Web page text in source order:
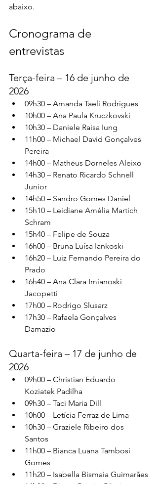
abaixo.
Cronograma de
entrevistas
Terça-feira – 16 de junho de
2026
09h30 – Amanda Taeli Rodrigues
10h00 – Ana Paula Kruczkovski
10h30 – Daniele Raisa Iung
11h00 – Michael David Gonçalves
Pereira
14h00 – Matheus Dorneles Aleixo
14h30 – Renato Ricardo Schnell
Junior
14h50 – Sandro Gomes Daniel
15h10 – Leidiane Amélia Martich
Schram
15h40 – Felipe de Souza
16h00 – Bruna Luísa Iankoski
16h20 – Luiz Fernando Pereira do
Prado
16h40 – Ana Clara Imianoski
Jacopetti
17h00 – Rodrigo Slusarz
17h30 – Rafaela Gonçalves
Damazio
Quarta-feira – 17 de junho de
2026
09h00 – Christian Eduardo
Koziatek Padilha
09h30 – Taci Maria Dill
10h00 – Letícia Ferraz de Lima
10h30 – Graziele Ribeiro dos
Santos
11h00 – Bianca Luana Tambosi
Gomes
11h20 – Isabella Bismaia Guimarães